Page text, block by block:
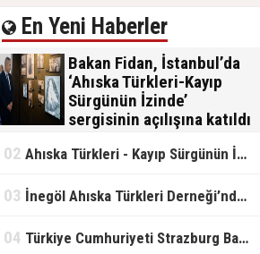
En Yeni Haberler
Bakan Fidan, İstanbul’da
‘Ahıska Türkleri-Kayıp
Sürgünün İzinde’
sergisinin açılışına katıldı
İstanbul'da Dışişleri Bakanlığının
düzenlenen "Ahıska Türkleri-Kayıp
02 Ahıska Türkleri - Kayıp Sürgünün İzinde sergisi AKM'de açılıyor
03 İnegöl Ahıska Türkleri Derneği’nden Fergana Olayları İçin Anma Mesajı
04 Türkiye Cumhuriyeti Strazburg Başkonsolosluğunda Ahıska Türklerine özel program